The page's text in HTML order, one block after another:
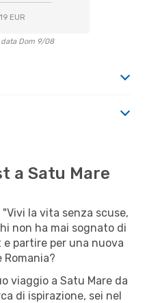
EUR
Dom 9/08
a Satu Mare
la vita senza scuse,
non ha mai sognato di
partire per una nuova
viaggio a Satu Mare da
di ispirazione, sei nel